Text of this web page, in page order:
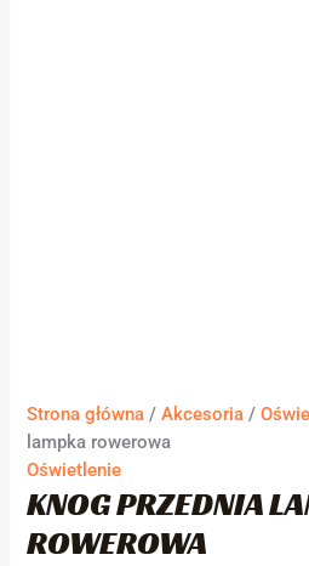
Strona główna /Akcesoria /
lampka rowerowa
Oświetlenie
KNOG PRZEDNIA
ROWEROWA